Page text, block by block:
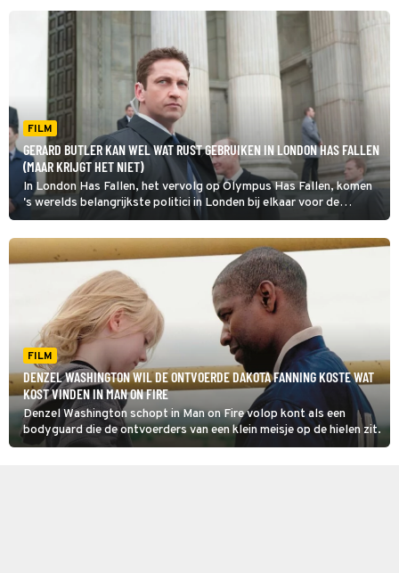
FILM
GERARD BUTLER KAN WEL WAT RUST GEBRUIKEN IN LONDON HAS FALLEN
(MAAR KRIJGT HET NIET)
In London Has Fallen, het vervolg op Olympus Has Fallen, komen
's werelds belangrijkste politici in Londen bij elkaar voor de
begrafenis van de Britse premier. Voor rouw is geen tijd: in Londen
vindt de ene na de andere aanslag plaats.
FILM
DENZEL WASHINGTON WIL DE ONTVOERDE DAKOTA FANNING KOSTE WAT
KOST VINDEN IN MAN ON FIRE
Denzel Washington schopt in Man on Fire volop kont als een
bodyguard die de ontvoerders van een klein meisje op de hielen zit.